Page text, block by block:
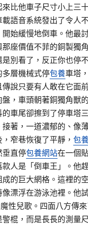
比他車子尺寸小上三
語音系統發出了令人
始緩慢地倒車。他最
座價值不菲的銅製獨
別看了，反正你也停
層機械式停包養車塔
說只要有人敢在它面
，車頭朝著銅獨角獸
車尾卻擦到了停車塔
著，一道濃郁的、像
窄巷恢復了平靜， 包
垂直停包養網站在一個
人是「倒車王」。他
的巨大網格。這裡的
漂浮在游泳池裡。他
性兒歌。四面八方傳
棍，而是長長的測量